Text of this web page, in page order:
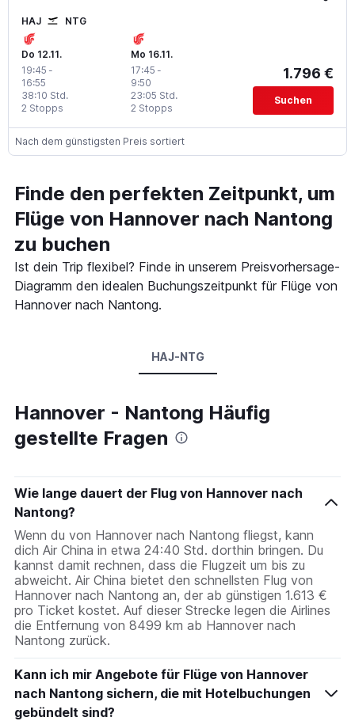
HAJ NTG
Do 12.11.
19:45 -
16:55
2 Stopps
38:10 Std.
Mo 16.11.
17:45 -
9:50
2 Stopps
23:05 Std.
1.796 €
Suchen
Nach dem günstigsten Preis sortiert
Finde den perfekten Zeitpunkt, um
Flüge von Hannover nach Nantong
zu buchen
Ist dein Trip flexibel? Finde in unserem Preisvorhersage-
Diagramm den idealen Buchungszeitpunkt für Flüge von
Hannover nach Nantong.
HAJ-NTG
Hannover - Nantong Häufig
gestellte Fragen
Wie lange dauert der Flug von Hannover nach
Nantong?
Wenn du von Hannover nach Nantong fliegst, kann
dich Air China in etwa 24:40 Std. dorthin bringen. Du
kannst damit rechnen, dass die Flugzeit um bis zu
abweicht. Air China bietet den schnellsten Flug von
Hannover nach Nantong an, der ab günstigen 1.613 €
pro Ticket kostet. Auf dieser Strecke legen die Airlines
die Entfernung von 8499 km ab Hannover nach
Nantong zurück.
Kann ich mir Angebote für Flüge von Hannover
nach Nantong sichern, die mit Hotelbuchungen
gebündelt sind?